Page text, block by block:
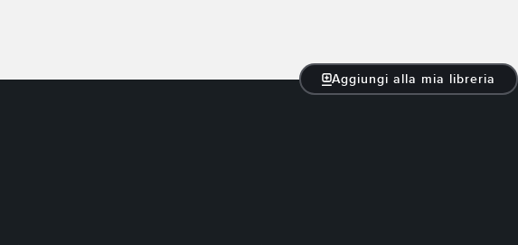
Aggiungi alla mia libreria